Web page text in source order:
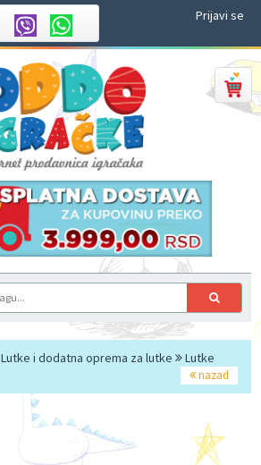
Prijavi se
Lutke i dodatna oprema za lutke
Lutke
nazad